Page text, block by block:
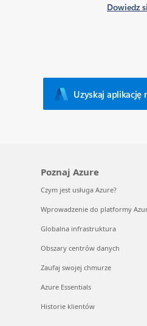
Dowiedz
Uzyskaj
Poznaj Azure
Czym jest usługa Azure?
Wprowadzenie do platformy
Globalna infrastruktura
Obszary centrów danych
Zaufaj swojej chmurze
Azure Essentials
Historie klientów